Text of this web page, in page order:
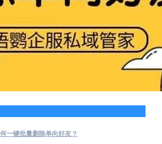
一键批量删除单向好友？